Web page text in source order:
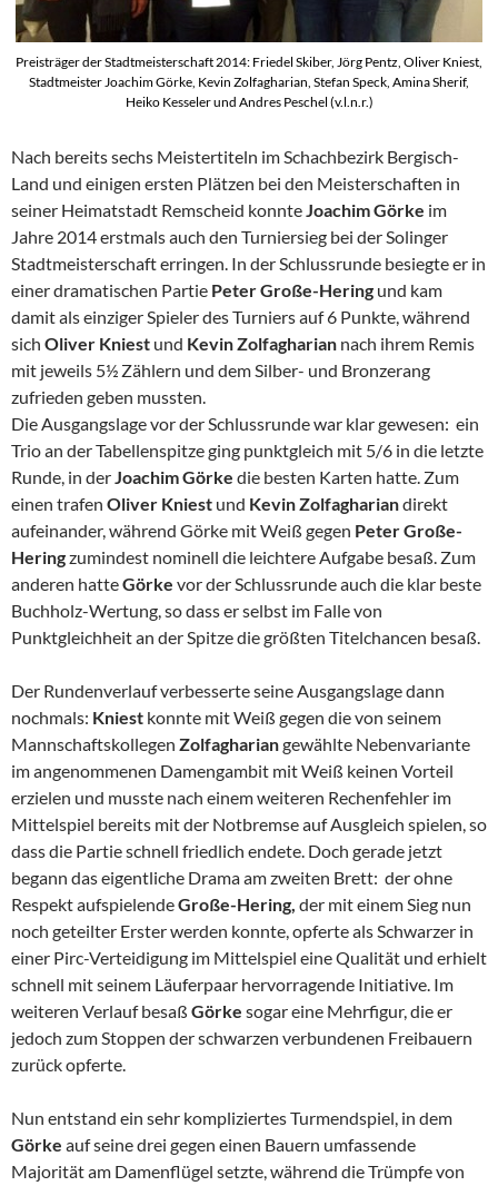
Preisträger der Stadtmeisterschaft 2014: Friedel Skiber, Jörg Pentz, Oliver Kniest,
Stadtmeister Joachim Görke, Kevin Zolfagharian, Stefan Speck, Amina Sherif,
Heiko Kesseler und Andres Peschel (v.l.n.r.)
Nach bereits sechs Meistertiteln im Schachbezirk Bergisch-
Land und einigen ersten Plätzen bei den Meisterschaften in
seiner Heimatstadt Remscheid konnteJoachim Görke im
Jahre 2014 erstmals auch den Turniersieg bei der Solinger
Stadtmeisterschaft erringen. In der Schlussrunde besiegte er in
einer dramatischen Partie Peter Große-Hering und kam
damit als einziger Spieler des Turniers auf 6 Punkte, während
sich Oliver Kniest und Kevin Zolfagharian nach ihrem Remis
mit jeweils 5½ Zählern und dem Silber- und Bronzerang
zufrieden geben mussten.
Die Ausgangslage vor der Schlussrunde war klar gewesen: ein
Trio an der Tabellenspitze ging punktgleich mit 5/6 in die letzte
Runde, in derJoachimGörke die besten Karten hatte. Zum
einen trafen Oliver Kniest und Kevin Zolfaghariandirekt
aufeinander, während Görke mit Weiß gegen Peter Große-
Heringzumindest nominell die leichtere Aufgabe besaß. Zum
anderen hatteGörke vor der Schlussrunde auch die klar beste
Buchholz-Wertung, so dass er selbst im Falle von
Punktgleichheit an der Spitze die größten Titelchancen besaß.
Der Rundenverlauf verbesserte seine Ausgangslage dann
nochmals: Kniest konnte mit Weiß gegen die von seinem
Mannschaftskollegen Zolfaghariangewählte Nebenvariante
im angenommenen Damengambit mit Weiß keinen Vorteil
erzielen und musste nach einem weiteren Rechenfehler im
Mittelspiel bereits mit der Notbremse auf Ausgleich spielen, so
dass die Partie schnell friedlich endete. Doch gerade jetzt
begann das eigentliche Drama am zweiten Brett: der ohne
Respekt aufspielendeGroße-Hering, der mit einem Sieg nun
noch geteilter Erster werden konnte, opferte als Schwarzer in
einer Pirc-Verteidigung im Mittelspiel eine Qualität und erhielt
schnell mit seinem Läuferpaar hervorragende Initiative. Im
weiteren Verlauf besaß Görke sogar eine Mehrfigur, die er
jedoch zum Stoppen der schwarzen verbundenen Freibauern
zurück opferte.
Nun entstand ein sehr kompliziertes Turmendspiel, in dem
Görke auf seine drei gegen einen Bauern umfassende
Majorität am Damenflügel setzte, während die Trümpfe von